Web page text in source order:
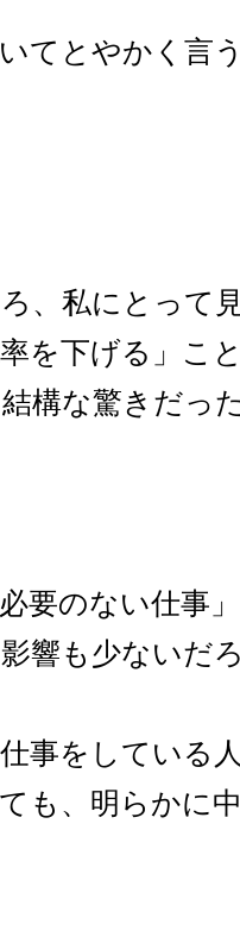
てとやかく言
、私にとって
を下げる」こ
構な驚きだっ
要のない仕事
響も少ないだ
事をしている
も、明らかに